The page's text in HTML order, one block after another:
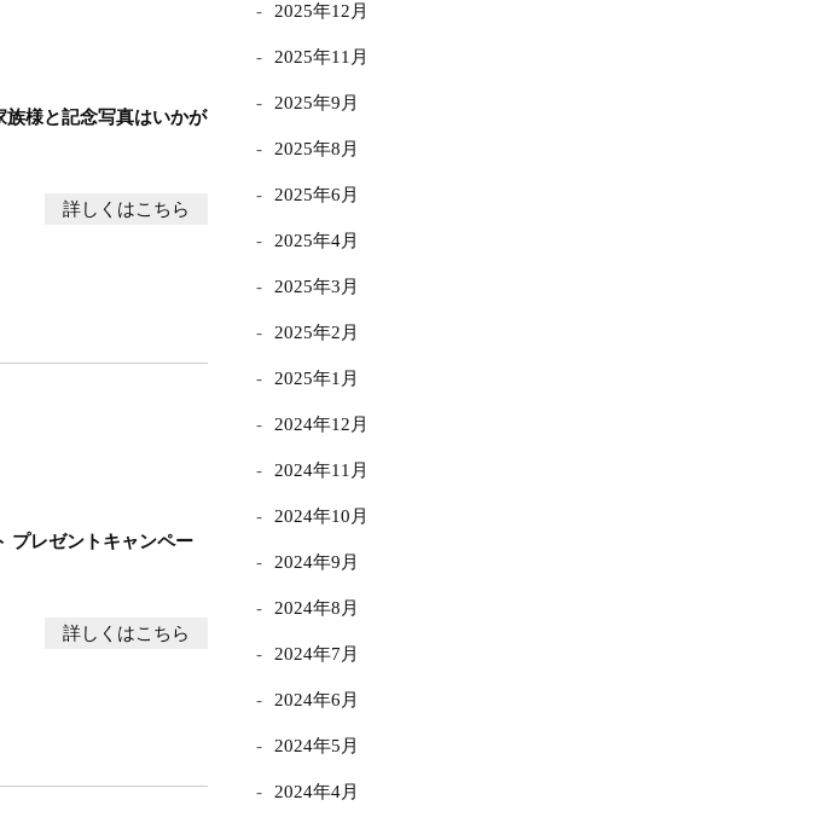
族様と記念写真はいかが
詳しくはこちら
プレゼントキャンペー
詳しくはこちら
2025年12月
2025年11月
2025年9月
2025年8月
2025年6月
2025年4月
2025年3月
2025年2月
2025年1月
2024年12月
2024年11月
2024年10月
2024年9月
2024年8月
2024年7月
2024年6月
2024年5月
2024年4月